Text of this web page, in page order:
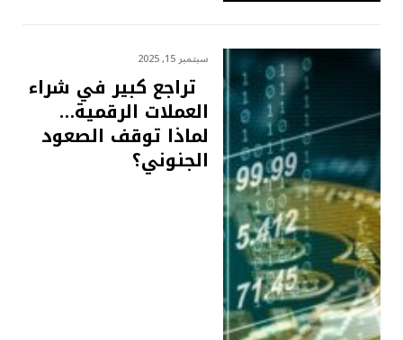
سبتمبر 15, 2025
تراجع كبير في شراء
العملات الرقمية…
لماذا توقف الصعود
الجنوني؟